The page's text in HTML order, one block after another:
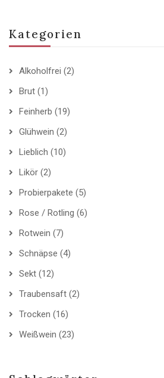
Kategorien
Alkoholfrei (2)
Brut (1)
Feinherb (19)
Glühwein (2)
Lieblich (10)
Likör (2)
Probierpakete (5)
Rose / Rotling (6)
Rotwein (7)
Schnäpse (4)
Sekt (12)
Traubensaft (2)
Trocken (16)
Weißwein (23)